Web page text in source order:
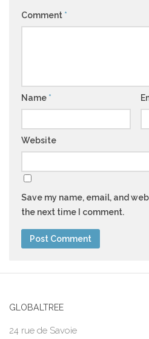
Comment *
Name *
Website
Save my name, email, and
the next time I comment.
GLOBALTREE
24 rue de Savoie